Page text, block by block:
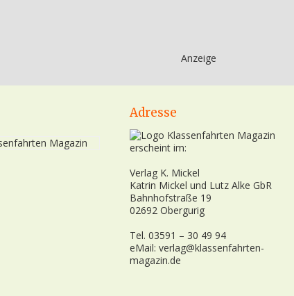
Anzeige
Adresse
erscheint im:
Verlag K. Mickel
Katrin Mickel und Lutz Alke GbR
Bahnhofstraße 19
02692 Obergurig
Tel. 03591 – 30 49 94
eMail: verlag@klassenfahrten-
magazin.de